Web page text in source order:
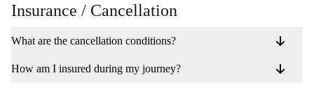
Insurance / Cancellation
What are the cancellation conditions?
How am I insured during my journey?